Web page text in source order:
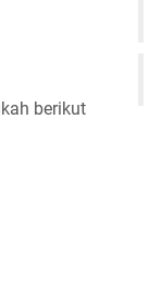
berikut